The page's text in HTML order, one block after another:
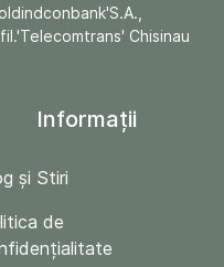
Chisinau
Informații
și Stiri
de